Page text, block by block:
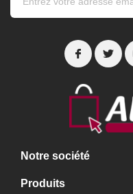
Notre société
Produits